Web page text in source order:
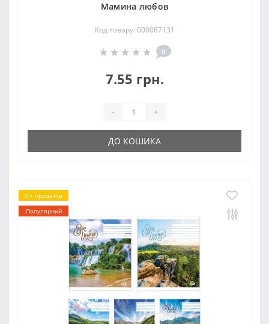
Мамина любов
Код товару: 000087131
0
7.55 грн.
- +
ДО КОШИКА
Хіт продажів
Популярний